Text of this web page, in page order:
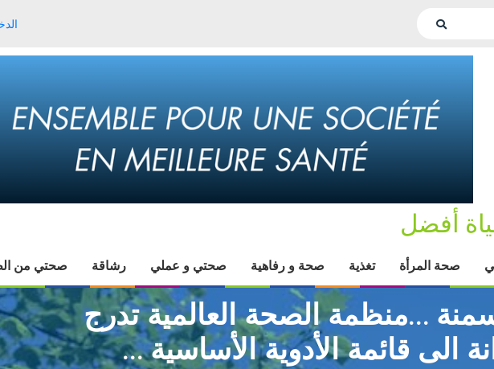
أفضل
صحة المرأة تغذية صحة و رفاهية صحتي و عملي رشاقة صحتي من
…منظمة الصحة العالمية تدرج
الى قائمة الأدوية الأساسية …